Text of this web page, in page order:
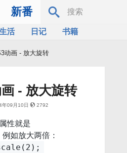
新番
活 日记
书籍
动画 - 放大旋转
- 放大旋转
年09月10日 2792
性就是
例如放大两倍：